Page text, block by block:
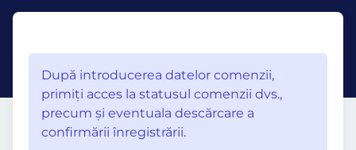
După introducerea datelor comenzii,
primiţi acces la statusul comenzii dvs.,
precum şi eventuala descărcare a
confirmării înregistrării.